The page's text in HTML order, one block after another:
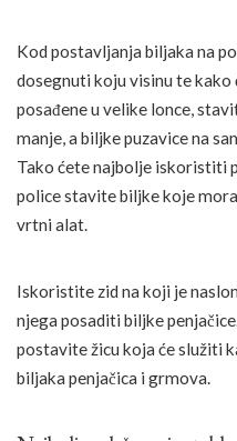
Kod postavljanja biljaka na
dosegnuti koju visinu te kako
posađene u velike lonce,
manje, a biljke puzavice na
Tako ćete najbolje iskoristiti
police stavite biljke koje
vrtni alat.
Iskoristite zid na koji je
njega posaditi biljke
postavite žicu koja će služiti
biljaka penjačica i grmova.